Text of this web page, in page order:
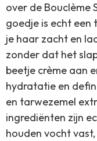
over de Bouclème
goedje is echt een
je haar zacht en
zonder dat het
beetje crème aan
hydratatie en
en tarwezemel
ingrediënten zijn
houden vocht